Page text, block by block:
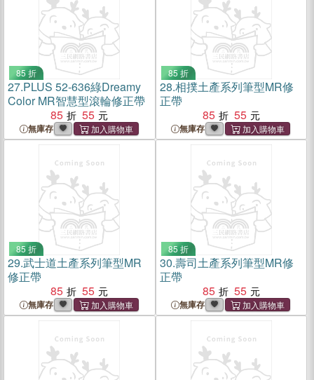
85 折
27.PLUS 52-636綠Dreamy
Color MR智慧型滾輪修正帶
85
55
無庫存
85 折
28.相撲土產系列筆型MR修
正帶
85
55
無庫存
85 折
29.武士道土產系列筆型MR
修正帶
85
55
無庫存
85 折
30.壽司土產系列筆型MR修
正帶
85
55
無庫存